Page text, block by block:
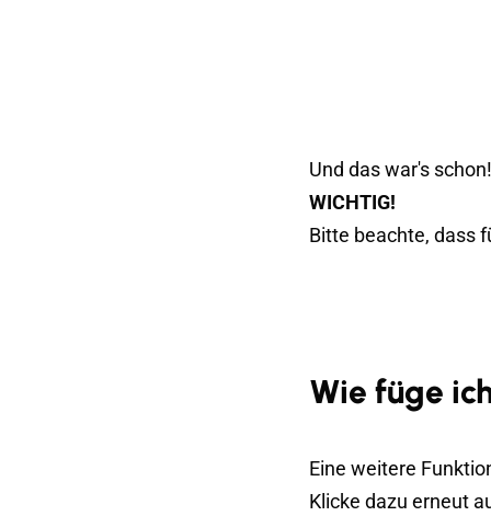
Und das war's
WICHTIG!
Bitte beachte, dass
Wie füge
Eine weitere
Klicke dazu erneut